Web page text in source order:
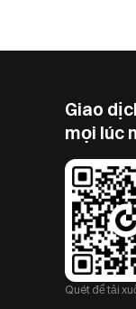
Giao
mọi lúc
Quét để tải